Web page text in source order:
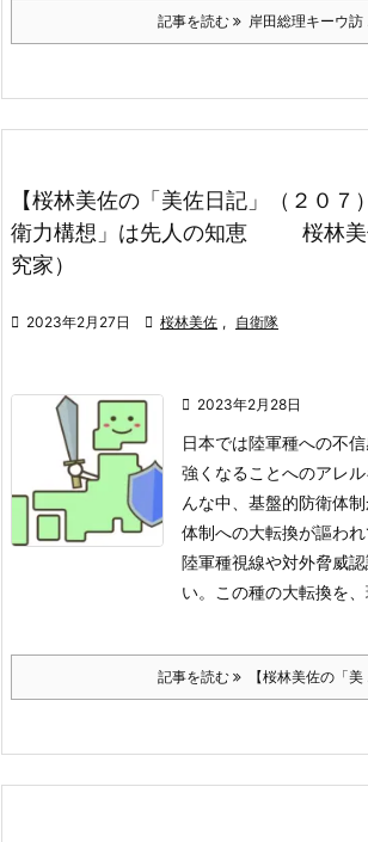
記事を読む 岸田総理キーウ訪
【桜林美佐の「美佐日記」（２０７
衛力構想」は先人の知恵 桜林美
究家）
 2023年2月27日  桜林美佐 , 自衛隊
 2023年2月28日
日本では陸軍種への不
強くなることへのアレ
んな中、基盤的防衛体
体制への大転換が謳わ
陸軍種視線や対外脅威
い。この種の大転換を
記事を読む 【桜林美佐の「美